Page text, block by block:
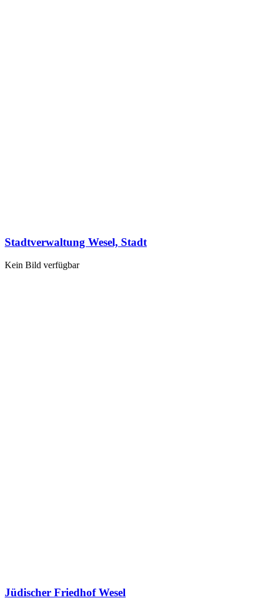
Stadtverwaltung Wesel, Stadt
Kein Bild verfügbar
Jüdischer Friedhof Wesel